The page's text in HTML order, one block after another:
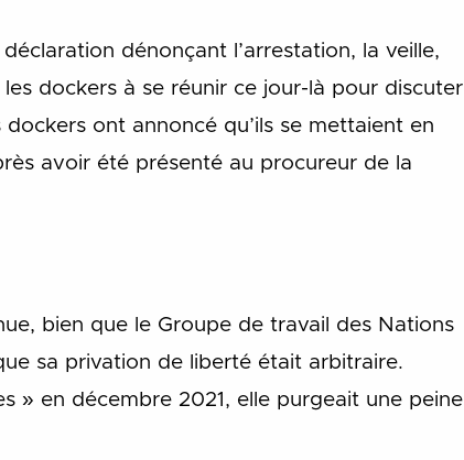
dénonçant l’arrestation, la veille,
dockers à se réunir ce jour-là pour discuter
ont annoncé qu’ils se mettaient en
avoir été présenté au procureur de la
bien que le Groupe de travail des Nations
sa privation de liberté était arbitraire.
» en décembre 2021, elle purgeait une peine